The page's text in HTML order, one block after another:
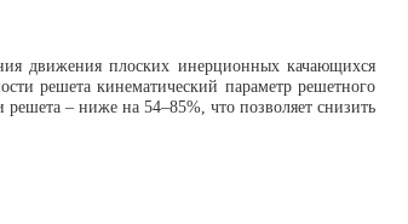
движения плоских инерционных качающихся
решета кинематический параметр решетного
– ниже на 54–85%, что позволяет снизить